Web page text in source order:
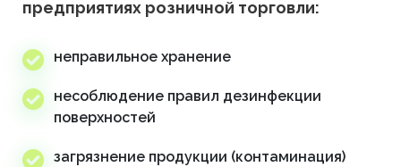
предприятиях розничной торговли:
неправильное хранение
несоблюдение правил дезинфекции
поверхностей
загрязнение продукции (контаминация)